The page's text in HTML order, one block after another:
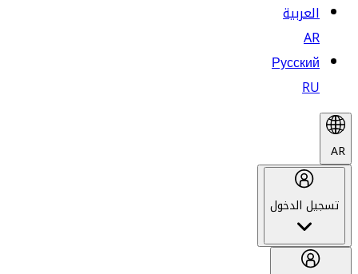
العربية
AR
Русский
RU
AR
تسجيل الدخول